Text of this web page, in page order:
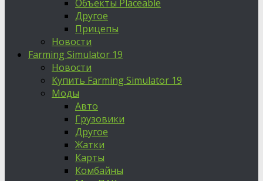
Объекты Placeable
Другое
Прицепы
Новости
Farming Simulator 19
Новости
Купить Farming Simulator 19
Моды
Авто
Грузовики
Другое
Жатки
Карты
Комбайны